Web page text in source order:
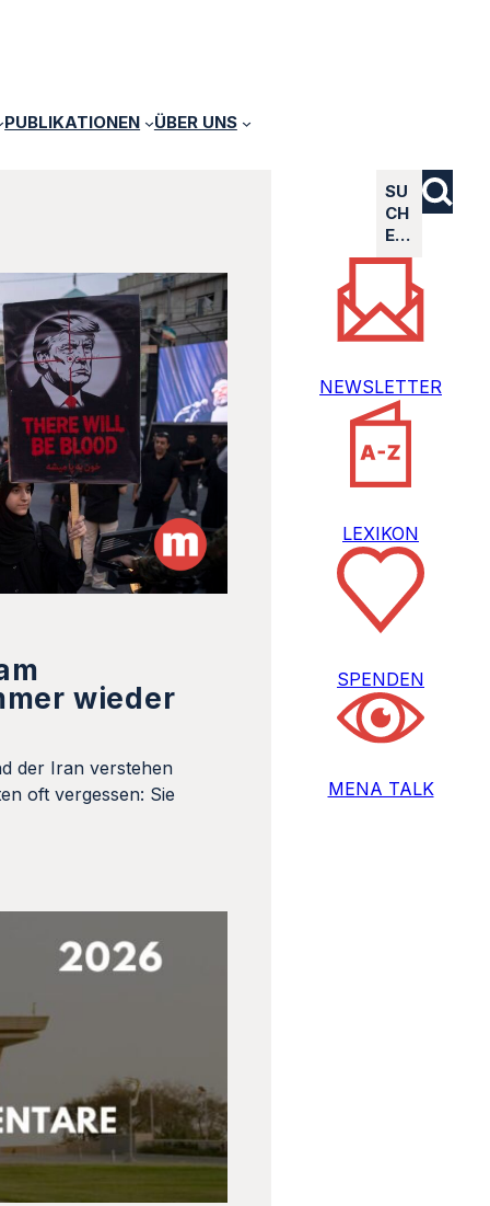
PUBLIKATIONEN ÜBER UNS
wieder
der Iran verstehen
oft vergessen: Sie
SU
CH
E…
NEWSLETTER
LEXIKON
SPENDEN
MENA TALK